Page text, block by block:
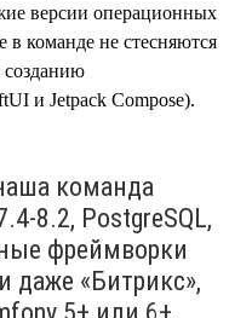
версии операционных
команде не стесняются
созданию
и Jetpack Compose).
команда
PostgreSQL,
фреймворки
даже «Битрикс»,